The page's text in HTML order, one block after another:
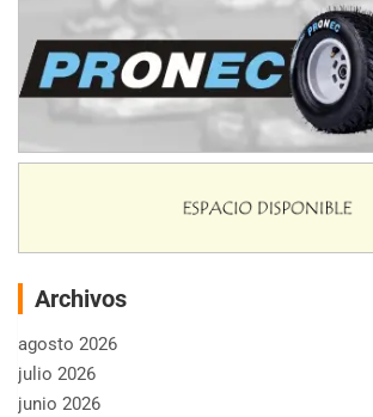
Archivos
agosto 2026
julio 2026
junio 2026